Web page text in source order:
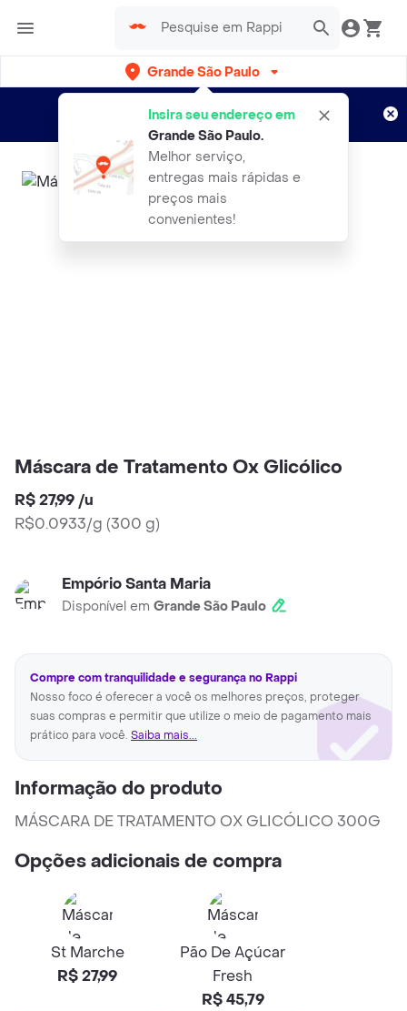
Grande São Paulo
Insira seu endereço em
Grande São Paulo.
Melhor serviço,
entregas mais rápidas e
preços mais
convenientes!
Entregas grátis por 15 dias!
Aplicam T&C
Máscara de Tratamento Ox Glicólico
R$ 27,99 /u
R$0.0933/g (300 g)
Empório Santa Maria
Disponível em Grande São Paulo
Compre com tranquilidade e segurança no Rappi
Nosso foco é oferecer a você os melhores preços, proteger
suas compras e permitir que utilize o meio de pagamento mais
prático para você. Saiba mais...
Informação do produto
MÁSCARA DE TRATAMENTO OX GLICÓLICO 300G
Opções adicionais de compra
St Marche
R$ 27,99
Pão De Açúcar
Fresh
R$ 45,79